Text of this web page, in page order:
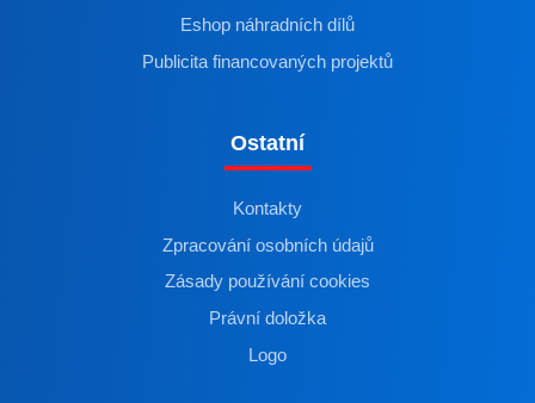
Eshop náhradních dílů
Publicita financovaných projektů
Ostatní
Kontakty
Zpracování osobních údajů
Zásady používání cookies
Právní doložka
Logo